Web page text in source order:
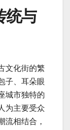
统与
文化街的繁
子、耳朵眼
城市独特的
为主要受众
流相结合，